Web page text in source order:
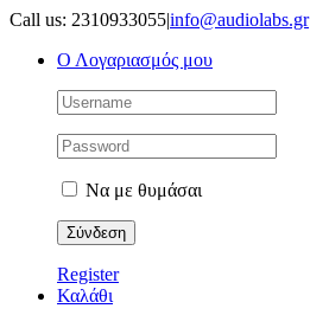
Μετάβαση
περιεχόμενο
Call us: 2310933055|info@audiolabs.gr
Ο Λογαριασμός μου
Να με θυμάσαι
Register
Καλάθι